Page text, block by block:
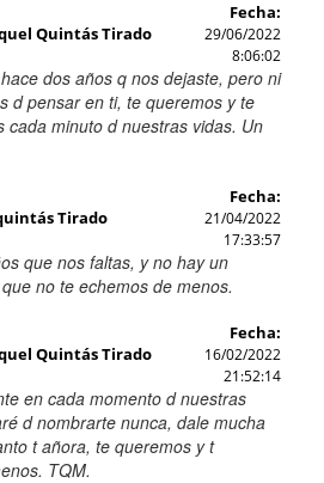
Quintás Tirado
Fecha:
29/06/2022
8:06:02
dos años q nos dejaste, pero ni
d pensar en ti, te queremos y te
cada minuto d nuestras vidas. Un
Tirado
Fecha:
21/04/2022
17:33:57
que nos faltas, y no hay un
no te echemos de menos.
Quintás Tirado
Fecha:
16/02/2022
21:52:14
en cada momento d nuestras
d nombrarte nunca, dale mucha
t añora, te queremos y t
TQM.